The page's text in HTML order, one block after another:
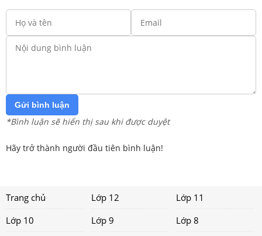
Gửi bình luận
*Bình luận sẽ hiển thị sau khi được duyệt
Hãy trở thành người đầu tiên bình luận!
Trang chủ Lớp 12
Lớp 11
Lớp 10
Lớp 9
Lớp 8